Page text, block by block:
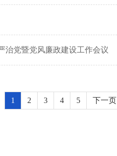
治党暨党风廉政建设工作会议
1 2 3 4 5 下一页